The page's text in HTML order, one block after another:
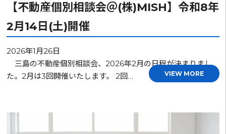
【不動産個別相談会＠(株)MISH】令和8年
2月14日(土)開催
2026年1月26日
三島の不動産個別相談会、2026年2月の日程が決まりまし
た。2月は3回開催いたします。 2回…
VIEW MORE